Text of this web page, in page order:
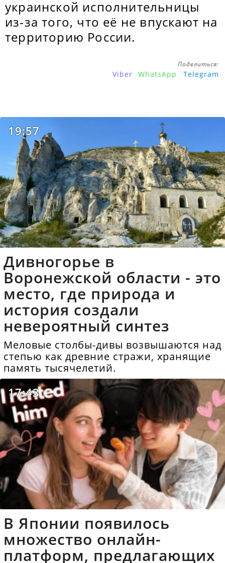
украинской исполнительницы
из-за того, что её не впускают на
территорию России.
Поделиться:
Viber WhatsApp Telegram
19:57
Дивногорье в
Воронежской области - это
место, где природа и
история создали
невероятный синтез
Меловые столбы-дивы возвышаются над
степью как древние стражи, хранящие
память тысячелетий.
17:43
В Японии появилось
множество онлайн-
платформ, предлагающих